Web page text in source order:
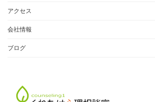
アクセス
会社情報
ブログ